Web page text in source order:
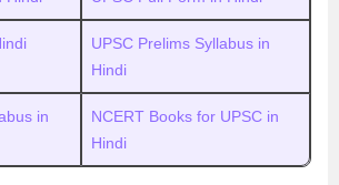
UPSC Prelims Syllabus in
Hindi
in
NCERT Books for UPSC in
Hindi